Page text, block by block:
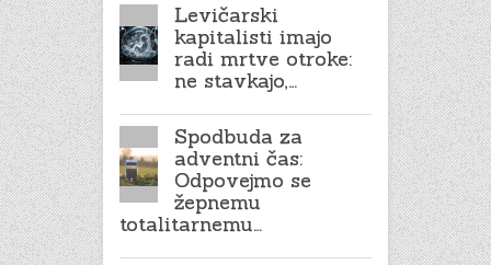
Levičarski
kapitalisti imajo
radi mrtve otroke:
ne stavkajo,…
Spodbuda za
adventni čas:
Odpovejmo se
žepnemu
totalitarnemu…